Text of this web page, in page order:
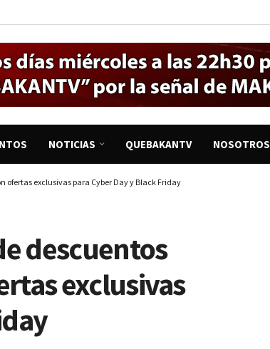
NOTICIAS QUEBAKANTV NOSOTROS
exclusivas para Cyber Day y Black Friday
descuentos
exclusivas